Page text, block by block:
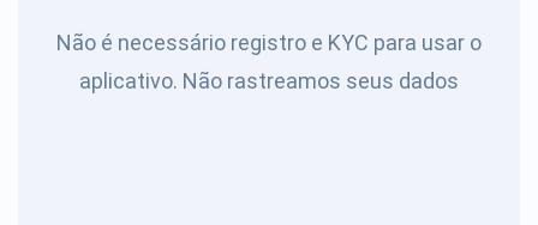
Não é necessário registro e KYC para usar o
aplicativo. Não rastreamos seus dados